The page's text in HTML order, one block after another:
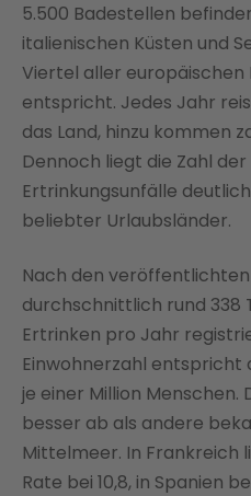
5.500 Badestellen
italienischen Küsten und
Viertel aller europäischen
entspricht. Jedes Jahr
das Land, hinzu kommen
Dennoch liegt die Zahl
Ertrinkungsunfälle
beliebter Urlaubsländer.
Nach den
durchschnittlich rund 338
Ertrinken pro Jahr
Einwohnerzahl entspricht
je einer Million
besser ab als andere
Mittelmeer. In Frankreich
Rate bei 10,8, in Spanien